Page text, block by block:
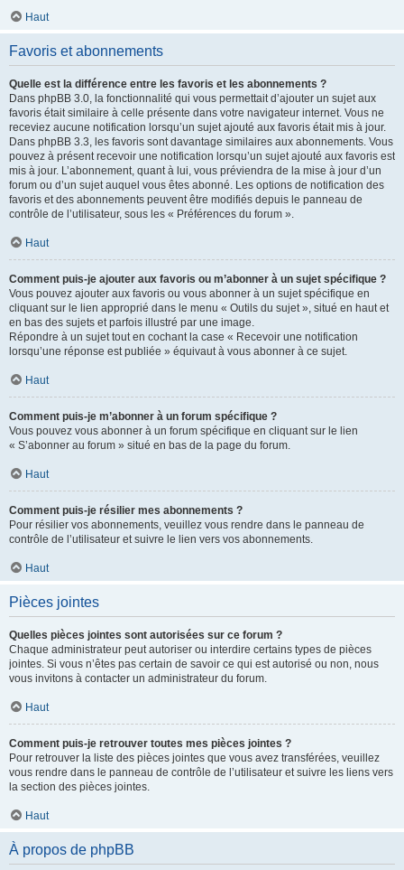
Haut
Favoris et abonnements
Quelle est la différence entre les favoris et les abonnements ?
Dans phpBB 3.0, la fonctionnalité qui vous permettait d’ajouter un sujet aux
favoris était similaire à celle présente dans votre navigateur internet. Vous ne
receviez aucune notification lorsqu’un sujet ajouté aux favoris était mis à jour.
Dans phpBB 3.3, les favoris sont davantage similaires aux abonnements. Vous
pouvez à présent recevoir une notification lorsqu’un sujet ajouté aux favoris est
mis à jour. L’abonnement, quant à lui, vous préviendra de la mise à jour d’un
forum ou d’un sujet auquel vous êtes abonné. Les options de notification des
favoris et des abonnements peuvent être modifiés depuis le panneau de
contrôle de l’utilisateur, sous les « Préférences du forum ».
Haut
Comment puis-je ajouter aux favoris ou m’abonner à un sujet spécifique ?
Vous pouvez ajouter aux favoris ou vous abonner à un sujet spécifique en
cliquant sur le lien approprié dans le menu « Outils du sujet », situé en haut et
en bas des sujets et parfois illustré par une image.
Répondre à un sujet tout en cochant la case « Recevoir une notification
lorsqu’une réponse est publiée » équivaut à vous abonner à ce sujet.
Haut
Comment puis-je m’abonner à un forum spécifique ?
Vous pouvez vous abonner à un forum spécifique en cliquant sur le lien
« S’abonner au forum » situé en bas de la page du forum.
Haut
Comment puis-je résilier mes abonnements ?
Pour résilier vos abonnements, veuillez vous rendre dans le panneau de
contrôle de l’utilisateur et suivre le lien vers vos abonnements.
Haut
Pièces jointes
Quelles pièces jointes sont autorisées sur ce forum ?
Chaque administrateur peut autoriser ou interdire certains types de pièces
jointes. Si vous n’êtes pas certain de savoir ce qui est autorisé ou non, nous
vous invitons à contacter un administrateur du forum.
Haut
Comment puis-je retrouver toutes mes pièces jointes ?
Pour retrouver la liste des pièces jointes que vous avez transférées, veuillez
vous rendre dans le panneau de contrôle de l’utilisateur et suivre les liens vers
la section des pièces jointes.
Haut
À propos de phpBB